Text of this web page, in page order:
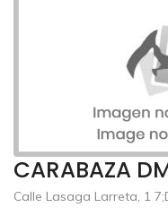
CARABAZA
Calle Lasaga Larreta, 1